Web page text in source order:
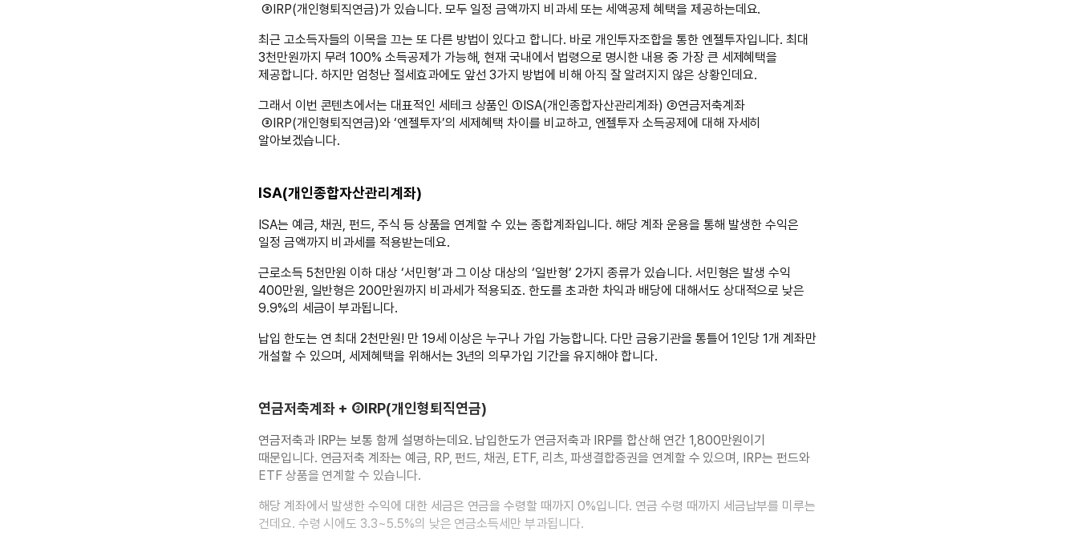
③IRP(개인형퇴직연금)가 있습니다. 모두 일정 금액까지 비과세 또는 세액공제 혜택을 제공하는데요.
최근 고소득자들의 이목을 끄는 또 다른 방법이 있다고 합니다. 바로 개인투자조합을 통한 엔젤투자입니다. 최대
3천만원까지 무려 100% 소득공제가 가능해, 현재 국내에서 법령으로 명시한 내용 중 가장 큰 세제혜택을
제공합니다. 하지만 엄청난 절세효과에도 앞선 3가지 방법에 비해 아직 잘 알려지지 않은 상황인데요.
그래서 이번 콘텐츠에서는 대표적인 세테크 상품인 ①ISA(개인종합자산관리계좌) ②연금저축계좌
③IRP(개인형퇴직연금)와 ‘엔젤투자’의 세제혜택 차이를 비교하고, 엔젤투자 소득공제에 대해 자세히
알아보겠습니다.
ISA(개인종합자산관리계좌)
ISA는 예금, 채권, 펀드, 주식 등 상품을 연계할 수 있는 종합계좌입니다. 해당 계좌 운용을 통해 발생한 수익은
일정 금액까지 비과세를 적용받는데요.
근로소득 5천만원 이하 대상 ‘서민형’과 그 이상 대상의 ‘일반형’ 2가지 종류가 있습니다. 서민형은 발생 수익
400만원, 일반형은 200만원까지 비과세가 적용되죠. 한도를 초과한 차익과 배당에 대해서도 상대적으로 낮은
9.9%의 세금이 부과됩니다.
납입 한도는 연 최대 2천만원! 만 19세 이상은 누구나 가입 가능합니다. 다만 금융기관을 통틀어 1인당 1개 계좌만
개설할 수 있으며, 세제혜택을 위해서는 3년의 의무가입 기간을 유지해야 합니다.
연금저축계좌 + ③IRP(개인형퇴직연금)
연금저축과 IRP는 보통 함께 설명하는데요. 납입한도가 연금저축과 IRP를 합산해 연간 1,800만원이기
때문입니다. 연금저축 계좌는 예금, RP, 펀드, 채권, ETF, 리츠, 파생결합증권을 연계할 수 있으며, IRP는 펀드와
ETF 상품을 연계할 수 있습니다.
해당 계좌에서 발생한 수익에 대한 세금은 연금을 수령할 때까지 0%입니다. 연금 수령 때까지 세금납부를 미루는
건데요. 수령 시에도 3.3~5.5%의 낮은 연금소득세만 부과됩니다.